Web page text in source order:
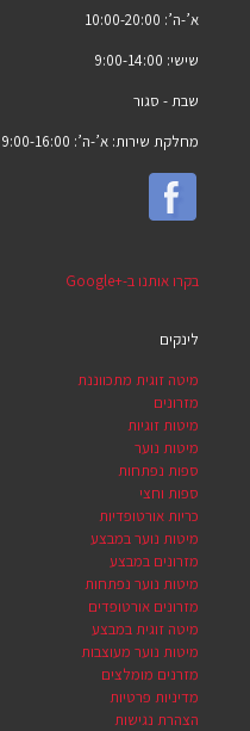
א’-ה’: 10:00-20:00
שישי: 9:00-14:00
שבת - סגור
מחלקת שירות: א’-ה’: 9:00-16:00
בקרו אותנו ב-Google+‎
לינקים
מיטה זוגית מתכווננת
מזרונים
מיטות זוגיות
מיטות נוער
ספות נפתחות
ספות וחצי
כריות אורטופדיות
מיטות נוער במבצע
מזרונים במבצע
מיטות נוער נפתחות
מזרונים אורטופדים
מיטה זוגית במבצע
מיטות נוער מעוצבות
מזרנים מומלצים
מדיניות פרטיות
הצהרת נגישות